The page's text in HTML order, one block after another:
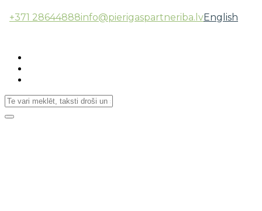
+371 28644888info@pierigaspartneriba.lvEnglish
Toggle